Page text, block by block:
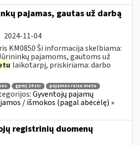
pajamas, gautas už darbą
2024-11-04
KM0850 Ši informacija skelbiama:
pajamoms, gautoms už
laikotarpį, priskiriama: darbo
gpmį 14 str pajamos reiso metu
Gyventojų pajamų
/ išmokos (pagal abėcėlę) »
registrinių duomenų